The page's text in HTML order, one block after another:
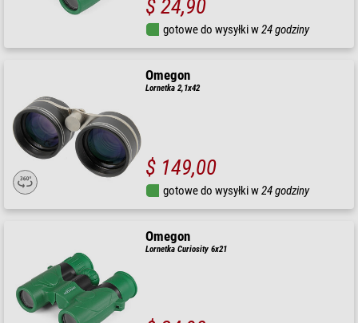
$ 24,90
gotowe do wysyłki w24 godziny
Omegon
Lornetka 2,1x42
$ 149,00
gotowe do wysyłki w24 godziny
Omegon
Lornetka Curiosity 6x21